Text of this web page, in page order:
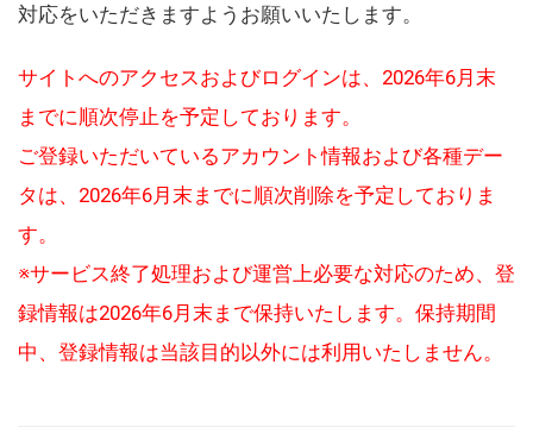
対応をいただきますようお願いいたします。
サイトへのアクセスおよびログインは、2026年6月末
までに順次停止を予定しております。
ご登録いただいているアカウント情報および各種デー
タは、2026年6月末までに順次削除を予定しておりま
す。
※サービス終了処理および運営上必要な対応のため、登
録情報は2026年6月末まで保持いたします。保持期間
中、登録情報は当該目的以外には利用いたしません。